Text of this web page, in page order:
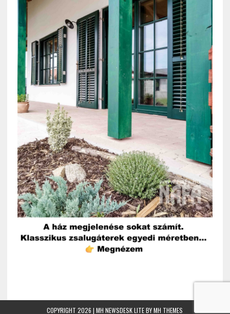
COPYRIGHT 2026 | MH NEWSDESK LITE BYMH THEMES